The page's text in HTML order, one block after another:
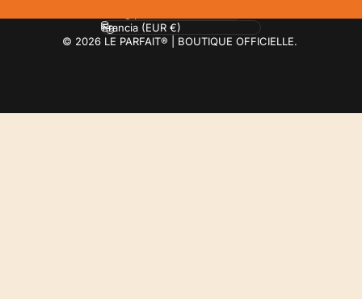
© 2026 LE PARFAIT® | BOUTIQUE OFFICIELLE.
Idioma
País/región